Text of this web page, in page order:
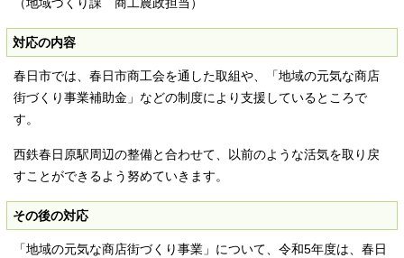
（地域づくり課 商工農政担当）
対応の内容
春日市では、春日市商工会を通した取組や、「地域の元気な商店
街づくり事業補助金」などの制度により支援しているところで
す。
西鉄春日原駅周辺の整備と合わせて、以前のような活気を取り戻
すことができるよう努めていきます。
その後の対応
「地域の元気な商店街づくり事業」について、令和5年度は、春日